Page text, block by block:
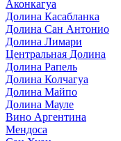
Аконкагуа
Долина Касабланка
Долина Сан Антонио
Долина Лимари
Центральная Долина
Долина Рапель
Долина Колчагуа
Долина Майпо
Долина Мауле
Вино Аргентина
Мендоса